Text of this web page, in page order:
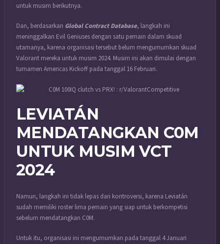
untuk musim berikutnya.
Dan, berdasarkan Global Contract Database, langkah ini
meninggalkan Evil Geniuses dengan satu pemain dalam skuad
utamanya, karena organisasi tersebut belum mengumumkan skuad
Valorant mereka untuk musim 2024. Musim ini akan dimulai dengan
turnamen Americas Kickoff pada tanggal 16 Februari.
LEVIATÁN
MENDATANGKAN C0M
UNTUK MUSIM VCT
2024
Namun, langkah ini tidak lepas dari kontroversi, karena Leviatán
sudah memiliki roster lima pemain yang siap untuk berkompetisi
sebelum mendatangkan C0M.
Untuk itu, organisasi ini mengumumkan pada tanggal 4 Januari